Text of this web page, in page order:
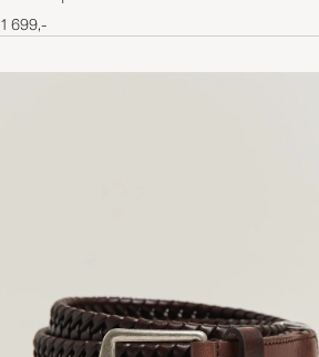
1 699,-